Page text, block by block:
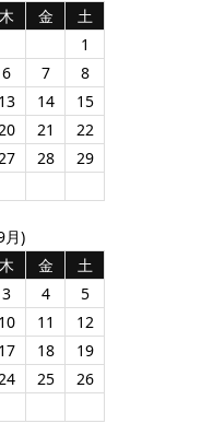
木 金
土
1
6 7
8
13 14
15
21
22
28
29
月)
木 金
土
3 4
5
10 11
12
17 18
19
25
26